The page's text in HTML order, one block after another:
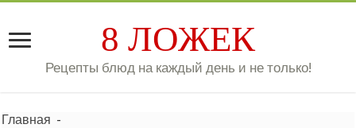
8 ЛОЖЕК
Рецепты блюд на каждый день и не только!
Главная -